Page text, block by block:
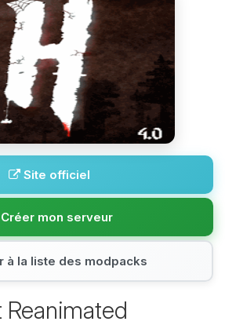
Site officiel
mon serveur
à la liste des modpacks
Reanimated